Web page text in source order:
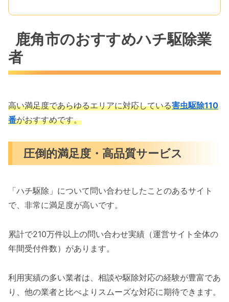
鹿角市のおすすめハチ駆除業
者
高い満足度であらゆるエリアに対応している害虫駆除110
番がおすすめです。
圧倒的満足度・高品質サービス
「ハチ駆除」について問い合わせしたことのあるサイト
で、非常に満足度が高いです。
累計で210万件以上の問い合わせ実績（運営サイト全体の
年間受付件数）があります。
利用実績の多い業者は、相談や駆除対応の経験が豊富であ
り、他の業者と比べよりスムーズな対応に期待できます。